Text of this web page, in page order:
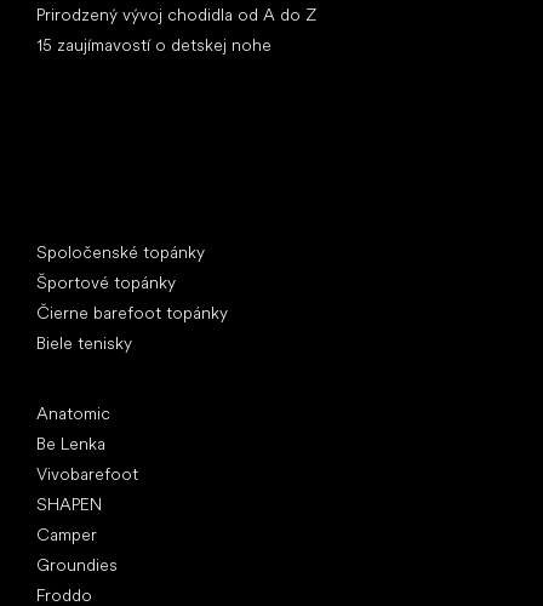
Prirodzený vývoj chodidla od A do Z
15 zaujímavostí o detskej nohe
Spoločenské topánky
Športové topánky
Čierne barefoot topánky
Biele tenisky
Anatomic
Be Lenka
Vivobarefoot
SHAPEN
Camper
Groundies
Froddo